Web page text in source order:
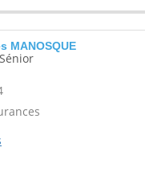
MANOSQUE